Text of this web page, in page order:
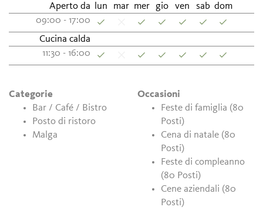
Aperto da lun mar mer gio ven sab dom
09:00 - 17:00
Cucina calda
11:30 - 16:00
Categorie
Bar / Café / Bistro
Posto di ristoro
Malga
Occasioni
Feste di famiglia (80
Posti)
Cena di natale (80
Posti)
Feste di compleanno
(80 Posti)
Cene aziendali (80
Posti)